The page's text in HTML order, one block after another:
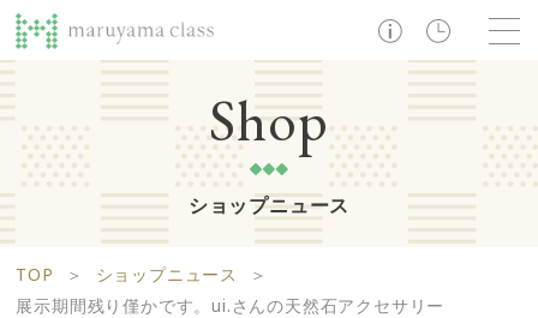
TOP
ショップ レストラン・カフェ ショップニュース
イベント・お知らせ 施設案内 アクセス・営業時間
Life support floor
ライフサポートフロア
Shop
ショップニュース
TOP ＞ ショップニュース
＞
展示期間残り僅かです。ui.さんの天然石アクセサリー